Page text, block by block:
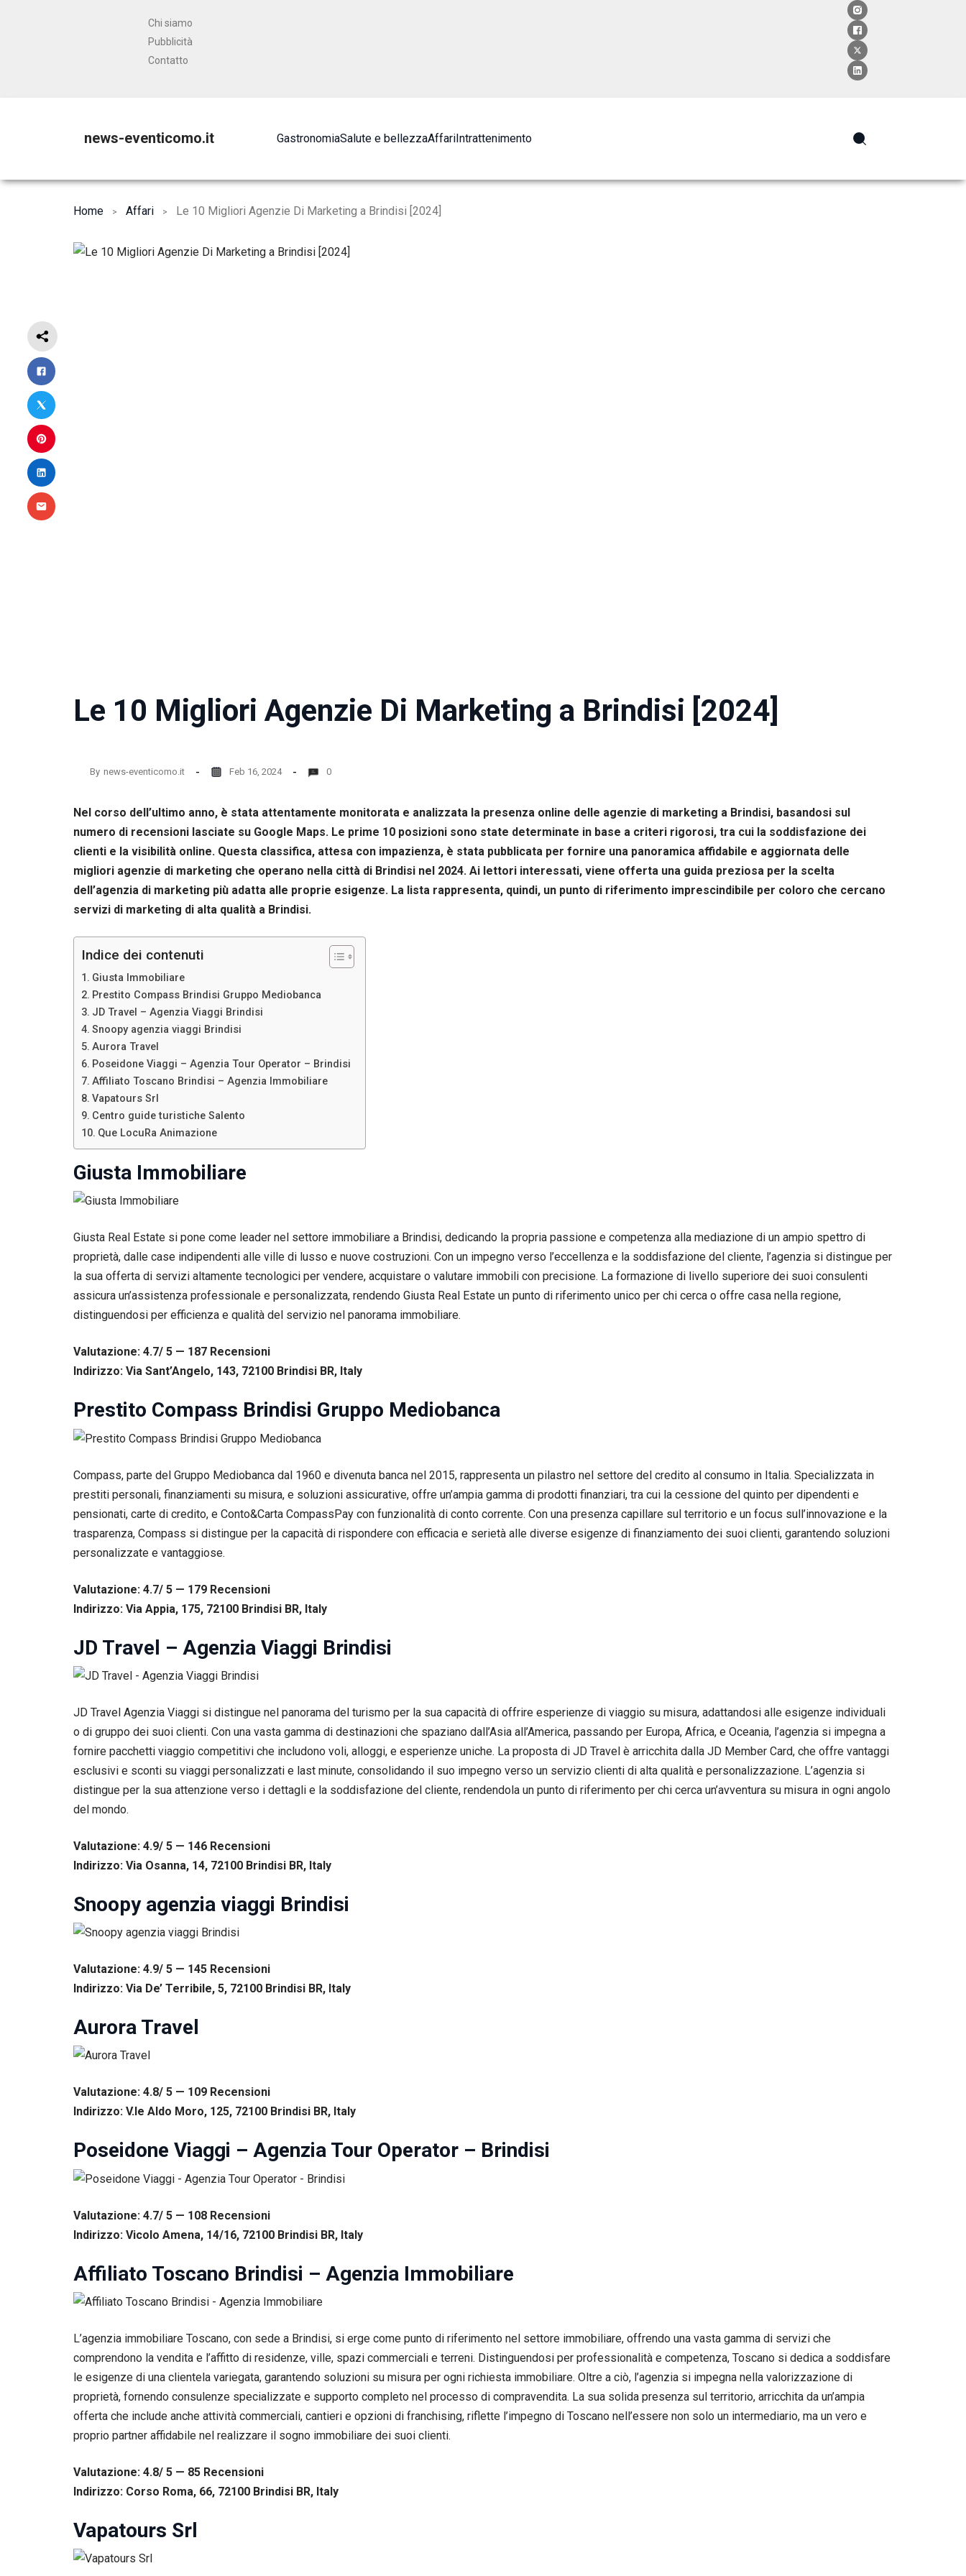
Chi siamo
Pubblicità
Contatto
news-eventicomo.it GastronomiaSalute e bellezzaAffariIntrattenimento
Home Affari Le 10 Migliori Agenzie Di Marketing a Brindisi [2024]
Le 10 Migliori Agenzie Di Marketing a Brindisi [2024]
By news-eventicomo.it Feb 16, 2024 0
Nel corso dell’ultimo anno, è stata attentamente monitorata e analizzata la presenza online delle agenzie di marketing a Brindisi, basandosi sul
numero di recensioni lasciate su Google Maps. Le prime 10 posizioni sono state determinate in base a criteri rigorosi, tra cui la soddisfazione dei
clienti e la visibilità online. Questa classifica, attesa con impazienza, è stata pubblicata per fornire una panoramica affidabile e aggiornata delle
migliori agenzie di marketing che operano nella città di Brindisi nel 2024. Ai lettori interessati, viene offerta una guida preziosa per la scelta
dell’agenzia di marketing più adatta alle proprie esigenze. La lista rappresenta, quindi, un punto di riferimento imprescindibile per coloro che cercano
servizi di marketing di alta qualità a Brindisi.
Indice dei contenuti
Giusta Immobiliare
Prestito Compass Brindisi Gruppo Mediobanca
JD Travel – Agenzia Viaggi Brindisi
Snoopy agenzia viaggi Brindisi
Aurora Travel
Poseidone Viaggi – Agenzia Tour Operator – Brindisi
Affiliato Toscano Brindisi – Agenzia Immobiliare
Vapatours Srl
Centro guide turistiche Salento
Que LocuRa Animazione
Giusta Immobiliare
Giusta Real Estate si pone come leader nel settore immobiliare a Brindisi, dedicando la propria passione e competenza alla mediazione di un ampio spettro di
proprietà, dalle case indipendenti alle ville di lusso e nuove costruzioni. Con un impegno verso l’eccellenza e la soddisfazione del cliente, l’agenzia si distingue per
la sua offerta di servizi altamente tecnologici per vendere, acquistare o valutare immobili con precisione. La formazione di livello superiore dei suoi consulenti
assicura un’assistenza professionale e personalizzata, rendendo Giusta Real Estate un punto di riferimento unico per chi cerca o offre casa nella regione,
distinguendosi per efficienza e qualità del servizio nel panorama immobiliare.
Valutazione: 4.7/ 5 — 187 Recensioni
Indirizzo: Via Sant’Angelo, 143, 72100 Brindisi BR, Italy
Prestito Compass Brindisi Gruppo Mediobanca
Compass, parte del Gruppo Mediobanca dal 1960 e divenuta banca nel 2015, rappresenta un pilastro nel settore del credito al consumo in Italia. Specializzata in
prestiti personali, finanziamenti su misura, e soluzioni assicurative, offre un’ampia gamma di prodotti finanziari, tra cui la cessione del quinto per dipendenti e
pensionati, carte di credito, e Conto&Carta CompassPay con funzionalità di conto corrente. Con una presenza capillare sul territorio e un focus sull’innovazione e la
trasparenza, Compass si distingue per la capacità di rispondere con efficacia e serietà alle diverse esigenze di finanziamento dei suoi clienti, garantendo soluzioni
personalizzate e vantaggiose.
Valutazione: 4.7/ 5 — 179 Recensioni
Indirizzo: Via Appia, 175, 72100 Brindisi BR, Italy
JD Travel – Agenzia Viaggi Brindisi
JD Travel Agenzia Viaggi si distingue nel panorama del turismo per la sua capacità di offrire esperienze di viaggio su misura, adattandosi alle esigenze individuali
o di gruppo dei suoi clienti. Con una vasta gamma di destinazioni che spaziano dall’Asia all’America, passando per Europa, Africa, e Oceania, l’agenzia si impegna a
fornire pacchetti viaggio competitivi che includono voli, alloggi, e esperienze uniche. La proposta di JD Travel è arricchita dalla JD Member Card, che offre vantaggi
esclusivi e sconti su viaggi personalizzati e last minute, consolidando il suo impegno verso un servizio clienti di alta qualità e personalizzazione. L’agenzia si
distingue per la sua attenzione verso i dettagli e la soddisfazione del cliente, rendendola un punto di riferimento per chi cerca un’avventura su misura in ogni angolo
del mondo.
Valutazione: 4.9/ 5 — 146 Recensioni
Indirizzo: Via Osanna, 14, 72100 Brindisi BR, Italy
Snoopy agenzia viaggi Brindisi
Valutazione: 4.9/ 5 — 145 Recensioni
Indirizzo: Via De’ Terribile, 5, 72100 Brindisi BR, Italy
Aurora Travel
Valutazione: 4.8/ 5 — 109 Recensioni
Indirizzo: V.le Aldo Moro, 125, 72100 Brindisi BR, Italy
Poseidone Viaggi – Agenzia Tour Operator – Brindisi
Valutazione: 4.7/ 5 — 108 Recensioni
Indirizzo: Vicolo Amena, 14/16, 72100 Brindisi BR, Italy
Affiliato Toscano Brindisi – Agenzia Immobiliare
L’agenzia immobiliare Toscano, con sede a Brindisi, si erge come punto di riferimento nel settore immobiliare, offrendo una vasta gamma di servizi che
comprendono la vendita e l’affitto di residenze, ville, spazi commerciali e terreni. Distinguendosi per professionalità e competenza, Toscano si dedica a soddisfare
le esigenze di una clientela variegata, garantendo soluzioni su misura per ogni richiesta immobiliare. Oltre a ciò, l’agenzia si impegna nella valorizzazione di
proprietà, fornendo consulenze specializzate e supporto completo nel processo di compravendita. La sua solida presenza sul territorio, arricchita da un’ampia
offerta che include anche attività commerciali, cantieri e opzioni di franchising, riflette l’impegno di Toscano nell’essere non solo un intermediario, ma un vero e
proprio partner affidabile nel realizzare il sogno immobiliare dei suoi clienti.
Valutazione: 4.8/ 5 — 85 Recensioni
Indirizzo: Corso Roma, 66, 72100 Brindisi BR, Italy
Vapatours Srl
Necessari
consentirci
funzionalità
una migliore
navigazione
sito durante
Condividendo i
comportamento
mentre visiti il
nostro sito,
possibilità di
vedere contenuti
personalizzati.